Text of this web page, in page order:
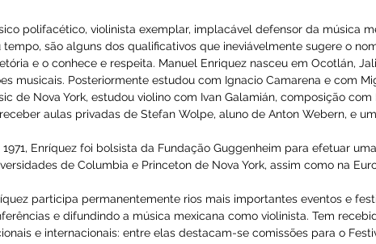
(como a Bachianas Brasileiras na 4, o Brinquedo de Roda, as
Francette e Piá, o Guia Prático, as duas Proles do Bebê e as
Deve-se observar, nas obras para piano de Villa-Lobos,
riqueza na exploração de recursos timbricos do instrumento e
pensamento musical villalobiano.
Sua estrutura é clara e simples, próxima do repertório
igualmente, muitas das características da música dos saraus
sua vagueza rítmica, seus acentos e, particularmente, com